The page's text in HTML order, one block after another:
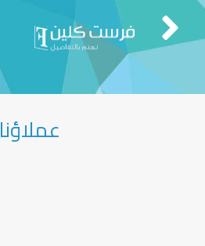
عملاؤنا